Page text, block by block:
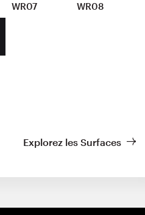
WR07 WR08
Explorez les Surfaces